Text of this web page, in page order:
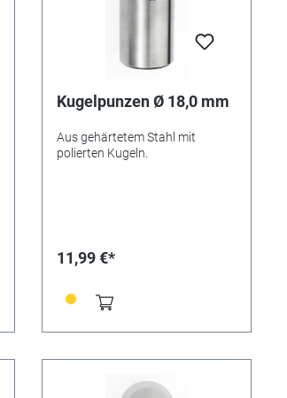
Kugelpunzen Ø 18,0 mm
Aus gehärtetem Stahl mit
polierten Kugeln.
11,99 €*